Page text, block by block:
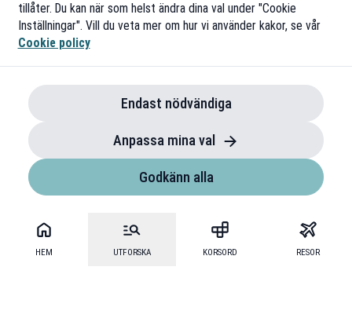
HEM UTFORSKA KORSORD RESOR
tillåter. Du kan när som helst ändra dina val under "Cookie
Inställningar". Vill du veta mer om hur vi använder kakor, se vår
Cookie policy
Endast nödvändiga
Anpassa mina val
Godkänn alla